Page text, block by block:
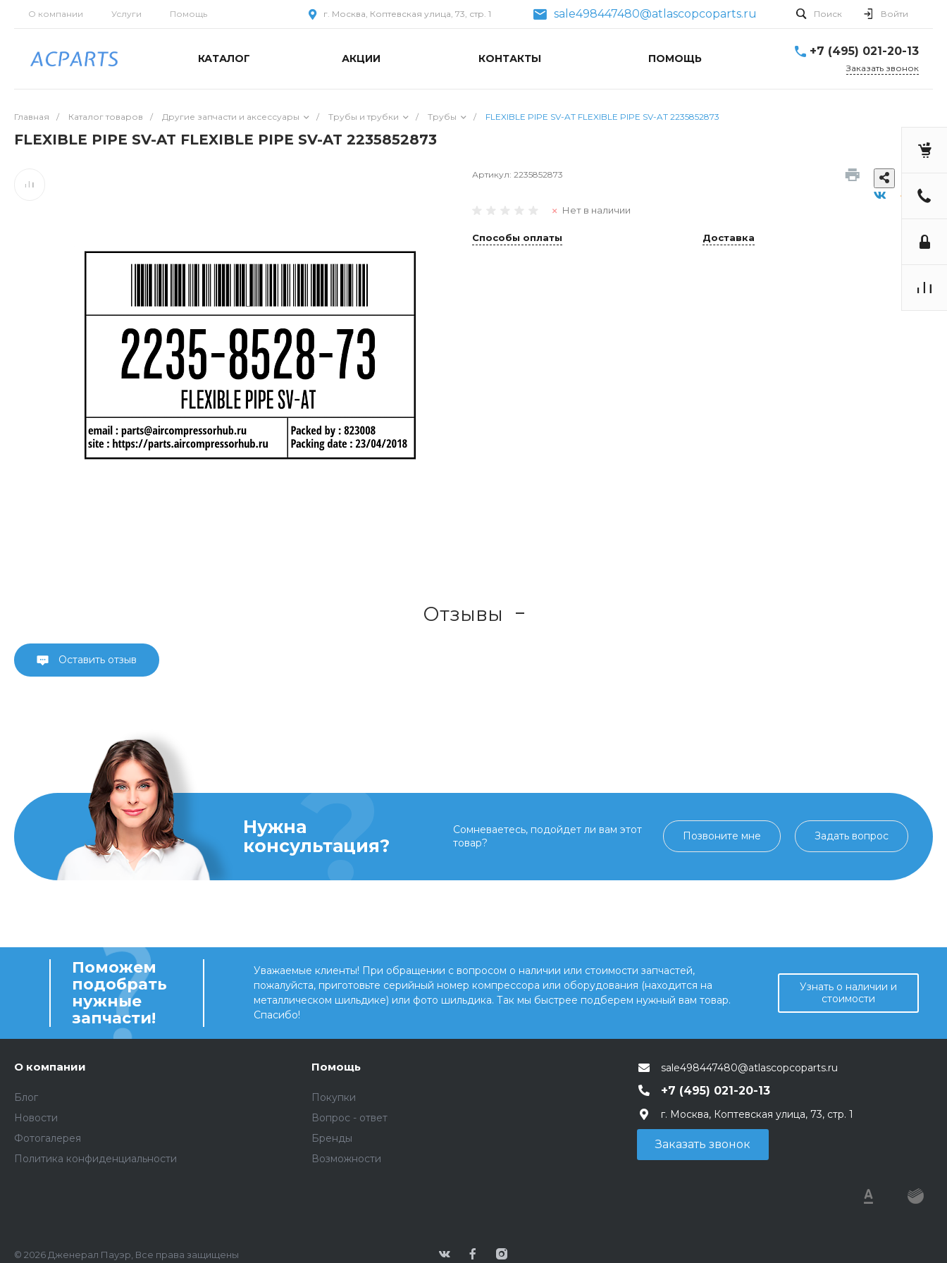
О компании Услуги Помощь г. Москва, Коптевская улица, 73, стр. 1 sale498447480@atlascopcoparts.ru Поиск Войти
КАТАЛОГ АКЦИИ КОНТАКТЫ ПОМОЩЬ
+7 (495) 021-20-13
Заказать звонок
Главная / Каталог товаров / Другие запчасти и аксессуары / Трубы и трубки / Трубы / FLEXIBLE PIPE SV-AT FLEXIBLE PIPE SV-AT 2235852873
FLEXIBLE PIPE SV-AT FLEXIBLE PIPE SV-AT 2235852873
Артикул: 2235852873
Нет в наличии
Способы оплаты Доставка
Отзывы
Оставить отзыв
Нужна
консультация?
Сомневаетесь, подойдет ли вам этот
товар?
Позвоните мне Задать вопрос
Поможем
подобрать
нужные
запчасти!
Уважаемые клиенты! При обращении с вопросом о наличии или стоимости запчастей,
пожалуйста, приготовьте серийный номер компрессора или оборудования (находится на
металлическом шильдике) или фото шильдика. Так мы быстрее подберем нужный вам товар.
Спасибо!
Узнать о наличии и
стоимости
О компании
Блог
Новости
Фотогалерея
Политика конфиденциальности
Помощь
Покупки
Вопрос - ответ
Бренды
Возможности
sale498447480@atlascopcoparts.ru
+7 (495) 021-20-13
г. Москва, Коптевская улица, 73, стр. 1
Заказать звонок
© 2026 Дженерал Пауэр, Все права защищены